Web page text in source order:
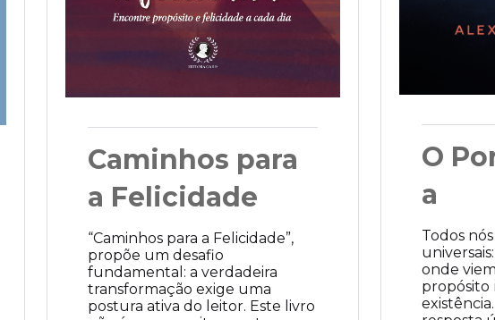
Caminhos para
a Felicidade
“Caminhos para a Felicidade”,
propõe um desafio
fundamental: a verdadeira
transformação exige uma
postura ativa do leitor. Este livro
O
a
Todos
onde
propósito